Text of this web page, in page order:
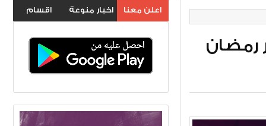
رمضان
اعلن معنا اخبار منوعة
اقسام